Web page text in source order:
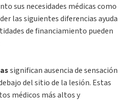
sus necesidades médicas como
las siguientes diferencias ayuda
de financiamiento pueden
significan ausencia de sensación
del sitio de la lesión. Estas
médicos más altos y